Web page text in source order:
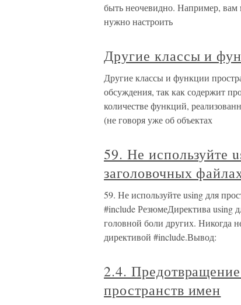
быть неочевидно. Например, вам
нужно настроить
Другие классы и
Другие классы и функции
обсуждения, так как содержит
количестве функций,
(не говоря уже об объектах
59. Не используйте
заголовочных
59. Не используйте using для
#include РезюмеДиректива using
головной боли других. Никогда
директивой #include.Вывод:
2.4.
пространств имен